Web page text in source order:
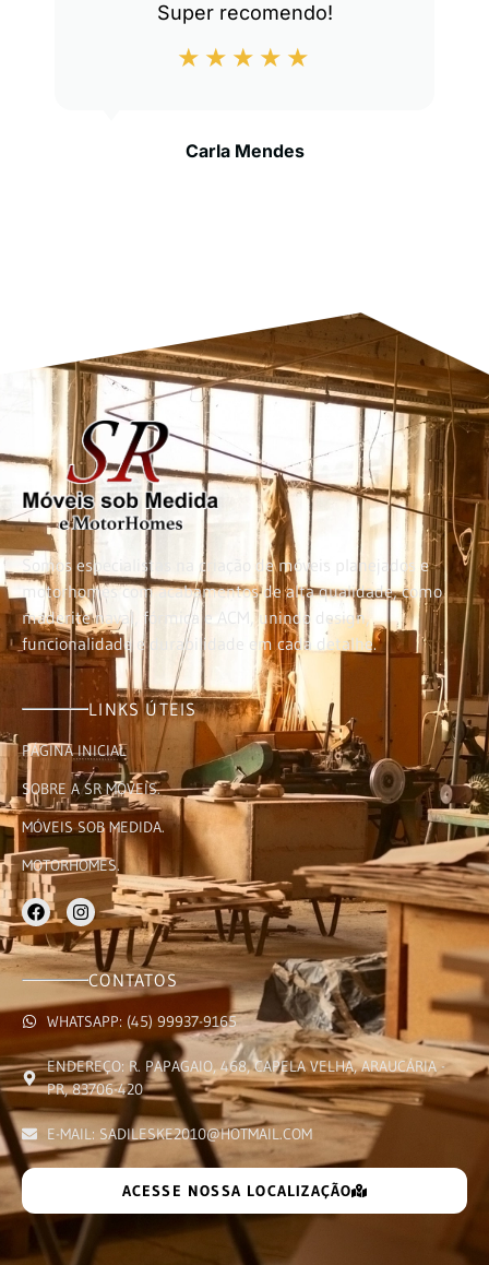
Super recomendo!
Carla Mendes
Somos especialistas na criação de móveis planejados e
motorhomes com acabamentos de alta qualidade, como
maderite naval, fórmica e ACM, unindo design,
funcionalidade e durabilidade em cada detalhe.
LINKS ÚTEIS
PÁGINA INICIAL
SOBRE A SR MÓVEIS.
MÓVEIS SOB MEDIDA.
MOTORHOMES.
CONTATOS
WHATSAPP: (45) 99937-9165
ENDEREÇO: R. PAPAGAIO, 468, CAPELA VELHA, ARAUCÁRIA -
PR, 83706-420
E-MAIL: SADILESKE2010@HOTMAIL.COM
ACESSE NOSSA LOCALIZAÇÃO